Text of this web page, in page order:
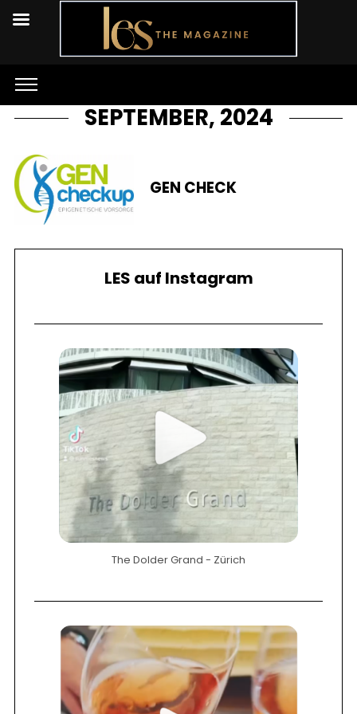
SEPTEMBER, 2024
GEN CHECK
LES auf Instagram
The Dolder Grand - Zürich